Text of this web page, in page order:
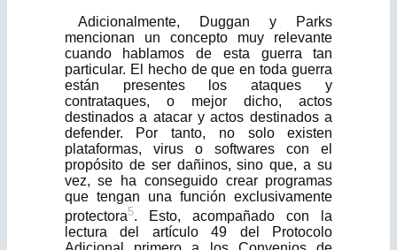
Adicionalmente, Duggan y Parks
mencionan un concepto muy relevante
cuando hablamos de esta guerra tan
particular. El hecho de que en toda guerra
están presentes los ataques y
contrataques, o mejor dicho, actos
destinados a atacar y actos destinados a
defender. Por tanto, no solo existen
plataformas, virus o softwares con el
propósito de ser dañinos, sino que, a su
vez, se ha con­seguido crear programas
que tengan una función exclusivamente
protectora5. Esto, acompañado con la
lectura del artículo 49 del Protocolo